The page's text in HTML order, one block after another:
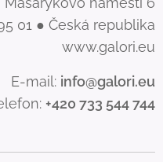
01 ● Česká republika
www.galori.eu
E-mail: info@galori.eu
+420 733 544 744